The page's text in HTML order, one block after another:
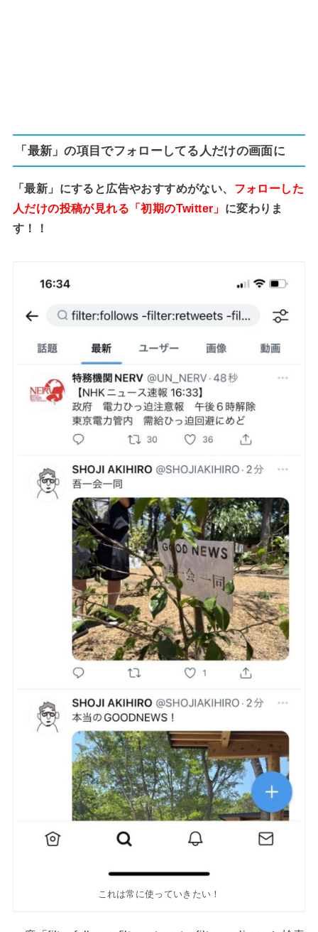
「最新」の項目でフォローしてる人だけの画面に
「最新」にすると広告やおすすめがない、 フォローした
人だけの投稿が見れる「初期のTwitter」 に変わりま
す！！
これは常に使っていきたい！